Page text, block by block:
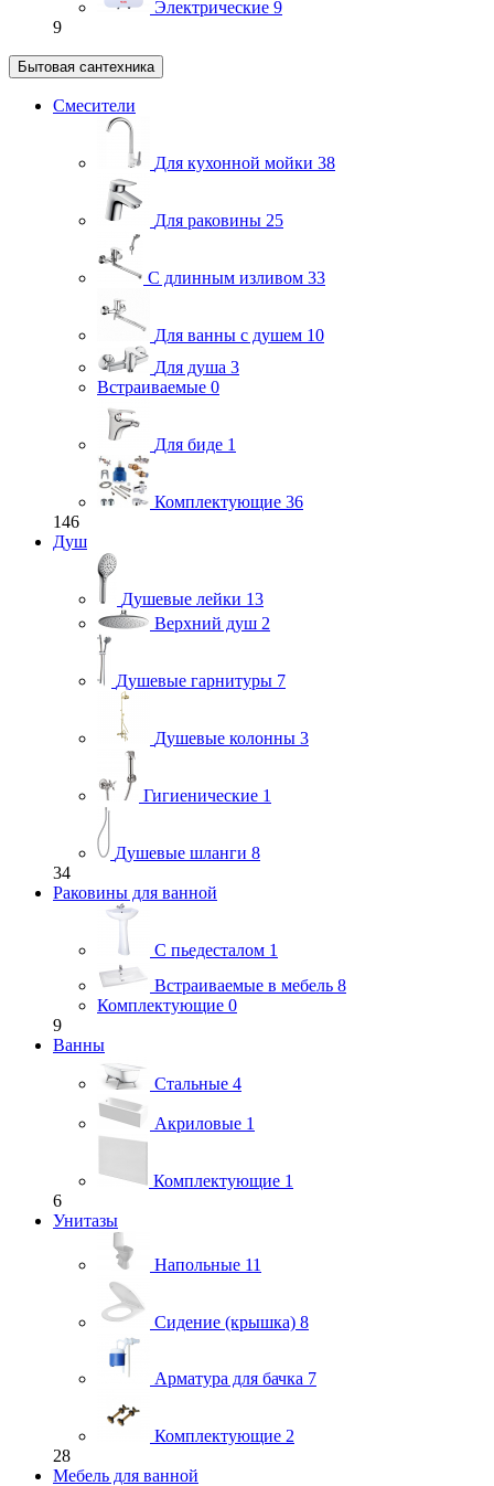
Электрические 9
9
Бытовая сантехника
Смесители
Для кухонной мойки 38
Для раковины 25
С длинным изливом 33
Для ванны с душем 10
Для душа 3
Встраиваемые 0
Для биде 1
Комплектующие 36
146
Душ
Душевые лейки 13
Верхний душ 2
Душевые гарнитуры 7
Душевые колонны 3
Гигиенические 1
Душевые шланги 8
34
Раковины для ванной
С пьедесталом 1
Встраиваемые в мебель 8
Комплектующие 0
9
Ванны
Стальные 4
Акриловые 1
Комплектующие 1
6
Унитазы
Напольные 11
Сидение (крышка) 8
Арматура для бачка 7
Комплектующие 2
28
Мебель для ванной